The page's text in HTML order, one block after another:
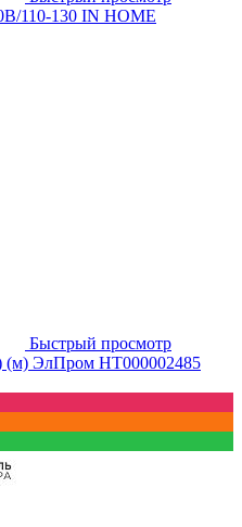
110-130 IN HOME
Быстрый просмотр
(м) ЭлПром НТ000002485